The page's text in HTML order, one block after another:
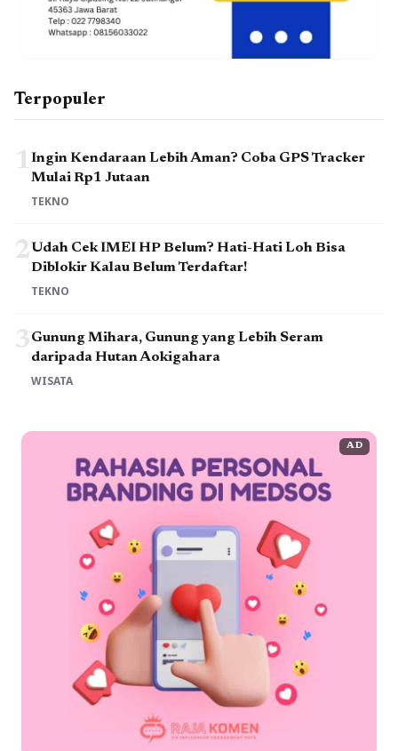
Terpopuler
1Ingin Kendaraan Lebih Aman? Coba GPS Tracker
Mulai Rp1 Jutaan
TEKNO
2Udah Cek IMEI HP Belum? Hati-Hati Loh Bisa
Diblokir Kalau Belum Terdaftar!
TEKNO
3Gunung Mihara, Gunung yang Lebih Seram
daripada Hutan Aokigahara
WISATA
AD